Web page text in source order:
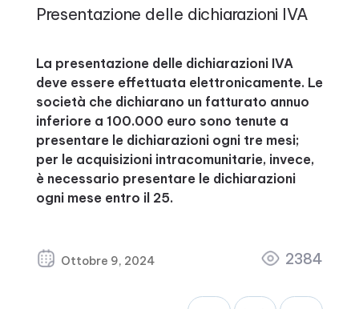
Presentazione delle dichiarazioni IVA
La presentazione delle dichiarazioni IVA
deve essere effettuata elettronicamente. Le
società che dichiarano un fatturato annuo
inferiore a 100.000 euro sono tenute a
presentare le dichiarazioni ogni tre mesi;
per le acquisizioni intracomunitarie, invece,
è necessario presentare le dichiarazioni
ogni mese entro il 25.
Ottobre 9, 2024 2384